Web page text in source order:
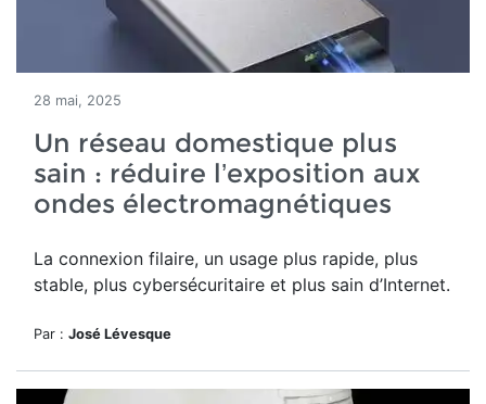
28 mai, 2025
Un réseau domestique plus
sain : réduire l’exposition aux
ondes électromagnétiques
La connexion filaire, un usage plus rapide, plus
stable, plus cybersécuritaire et plus sain d’Internet.
Par : José Lévesque